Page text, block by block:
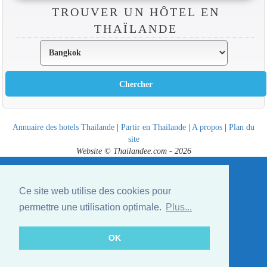
Ce site web utilise des cookies pour
permettre une utilisation optimale.
Plus...
OK
TROUVER UN HÔTEL EN
THAÏLANDE
Annuaire des hotels Thailande | Partir en Thailande | A propos | Plan du
site
Website © Thailandee.com - 2026